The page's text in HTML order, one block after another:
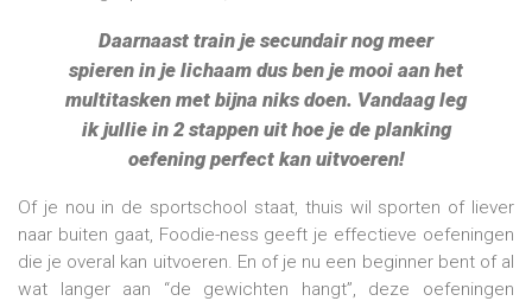
Daarnaast train je secundair nog meer
spieren in je lichaam dus ben je mooi aan het
multitasken met bijna niks doen. Vandaag leg
ik jullie in 2 stappen uit hoe je de planking
oefening perfect kan uitvoeren!
Of je nou in de sportschool staat, thuis wil sporten of liever
naar buiten gaat, Foodie-ness geeft je effectieve oefeningen
die je overal kan uitvoeren. En of je nu een beginner bent of al
wat langer aan “de gewichten hangt”, deze oefeningen